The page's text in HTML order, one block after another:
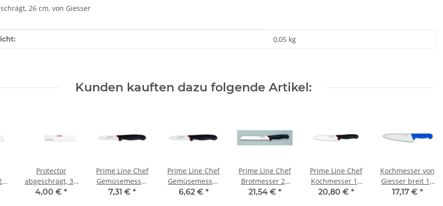
26 cm, von Giesser
0,05 kg
Kunden kauften dazu folgende Artikel:
Protector
abgeschrägt, 31
cm, von Giesser
4,00 € *
Prime Line Chef
Gemüsemesser
10 cm
7,31 € *
Prime Line Chef
Gemüsemesser
8 cm
6,62 € *
Prime Line Chef
Brotmesser 21
cm Wellenschliff
21,54 € *
Prime Line Chef
Kochmesser 16
cm schmal
20,80 € *
Kochmesser von
Giesser breit 16
cm
17,17 € *